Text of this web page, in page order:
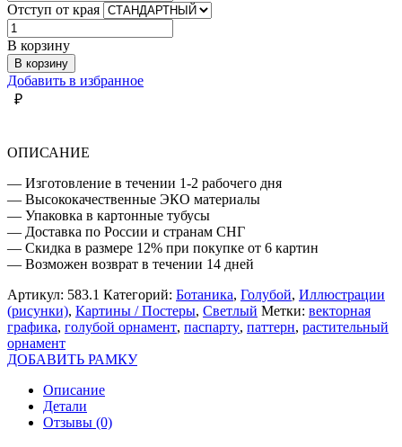
Отступ от края
Количество
товара
РАСТИТЕЛЬНЫЙ
ОРНАМЕНТ
ГОЛУБОЙ
В корзину
В корзину
Добавить в избранное
₽
ОПИСАНИЕ
— Изготовление в течении 1-2 рабочего дня
— Высококачественные ЭКО материалы
— Упаковка в картонные тубусы
— Доставка по России и странам СНГ
— Скидка в размере 12% при покупке от 6 картин
— Возможен возврат в течении 14 дней
Артикул: 583.1 Категорий: Ботаника, Голубой, Иллюстрации
(рисунки), Картины / Постеры, Светлый Метки: векторная
графика, голубой орнамент, паспарту, паттерн, растительный
орнамент
ДОБАВИТЬ РАМКУ
Описание
Детали
Отзывы (0)